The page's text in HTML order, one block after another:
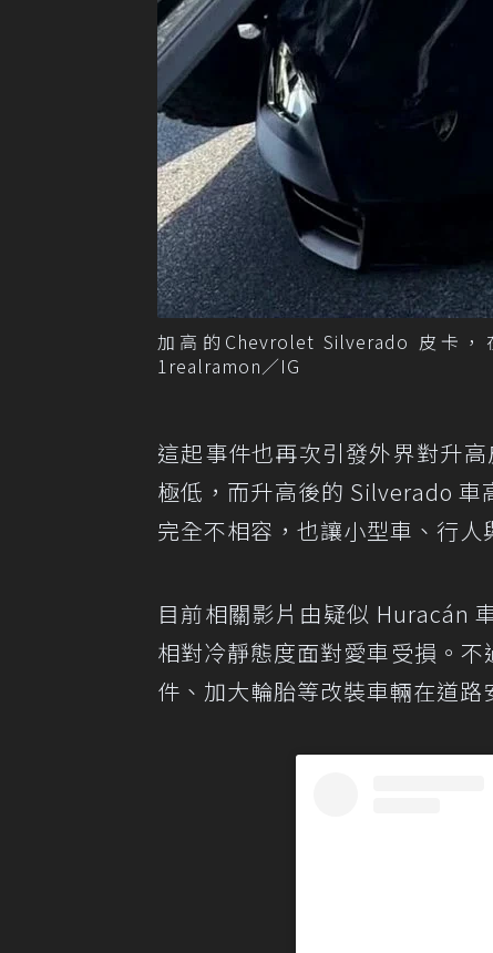
加高的Chevrolet Silverado 皮卡
1realramon／IG
這起事件也再次引發外界對升
極低，而升高後的 Silverado
完全不相容，也讓小型車、行人
目前相關影片由疑似 Huracán
相對冷靜態度面對愛車受損。
件、加大輪胎等改裝車輛在道路